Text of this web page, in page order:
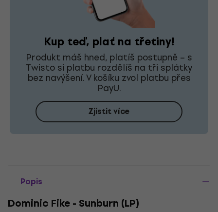
Kup teď, plať na třetiny!
Produkt máš hned, platíš postupně – s
Twisto si platbu rozdělíš na tři splátky
bez navýšení. V košíku zvol platbu přes
PayU.
Zjistit více
Popis
Dominic Fike - Sunburn (LP)